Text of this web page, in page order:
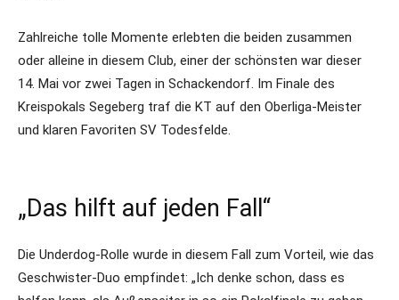
Zahlreiche tolle Momente erlebten die beiden zusammen
oder alleine in diesem Club, einer der schönsten war dieser
14. Mai vor zwei Tagen in Schackendorf. Im Finale des
Kreispokals Segeberg traf die KT auf den Oberliga-Meister
und klaren Favoriten SV Todesfelde.
„Das hilft auf jeden Fall“
Die Underdog-Rolle wurde in diesem Fall zum Vorteil, wie das
Geschwister-Duo empfindet: „Ich denke schon, dass es